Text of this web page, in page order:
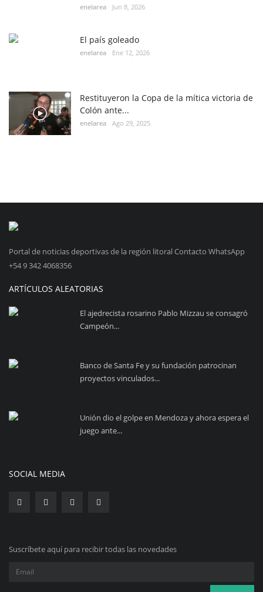
enelarea Jun 8, 2026
El país goleado
enelarea Ene 12, 2026
Restituyeron la Copa de la mítica victoria de
Colón ante...
enelarea Ago 29, 2025
Portal de noticias deportivas de la región litoral Contacto WhatsApp
+54 9 342 4068356
ARTÍCULOS ALEATORIAS
El ajedrecista rosarino Pablo Mizzau se consagró
Campeón...
Banco de Santa Fe y su fundación patrocinan
proyectos vinculados...
Unión dio el golpe en Mendoza y ahora espera el
juego ante...
SOCIAL MEDIA
Suscríbete aquí para recibir todas las novedades